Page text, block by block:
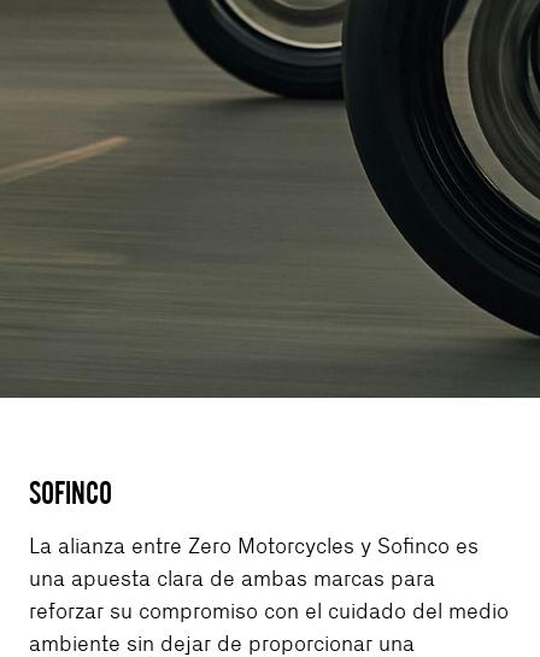
SOFINCO
La alianza entre Zero Motorcycles y Sofinco es
una apuesta clara de ambas marcas para
reforzar su compromiso con el cuidado del medio
ambiente sin dejar de proporcionar una